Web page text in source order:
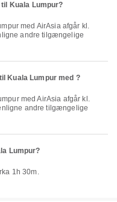
Kuala Lumpur?
andre tilgængelige
Kuala Lumpur med ?
andre tilgængelige
Lumpur?
1h 30m.